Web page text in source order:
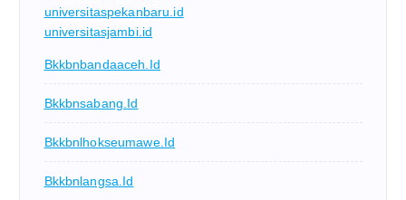
universitaspekanbaru.id
universitasjambi.id
Bkkbnbandaaceh.id
Bkkbnsabang.id
Bkkbnlhokseumawe.id
Bkkbnlangsa.id